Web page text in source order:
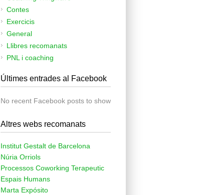
Contes
Exercicis
General
Llibres recomanats
PNL i coaching
Últimes entrades al Facebook
No recent Facebook posts to show
Altres webs recomanats
Institut Gestalt de Barcelona
Núria Orriols
Processos Coworking Terapeutic
Espais Humans
Marta Expósito